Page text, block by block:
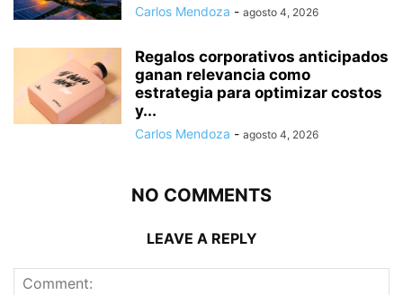
Carlos Mendoza - agosto 4, 2026
Regalos corporativos anticipados
ganan relevancia como
estrategia para optimizar costos
y...
Carlos Mendoza - agosto 4, 2026
NO COMMENTS
LEAVE A REPLY